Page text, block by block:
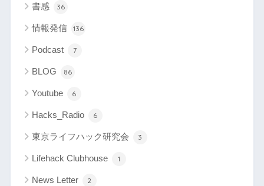
書感 36
情報発信 136
Podcast 7
BLOG 86
Youtube 6
Hacks_Radio 6
東京ライフハック研究会 3
Lifehack Clubhouse 1
News Letter 2